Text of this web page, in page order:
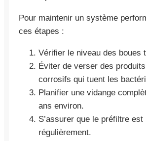
Pour maintenir un système
ces étapes :
Vérifier le niveau des boues
Éviter de verser des
corrosifs qui tuent les
Planifier une vidange
ans environ.
S’assurer que le préfiltre est
régulièrement.